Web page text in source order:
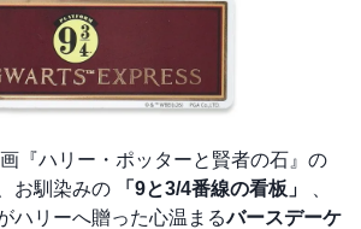
『ハリー・ポッターと賢者の石』の
お馴染みの 「9と3/4番線の看板」
ハリーへ贈った心温まるバースデーケ